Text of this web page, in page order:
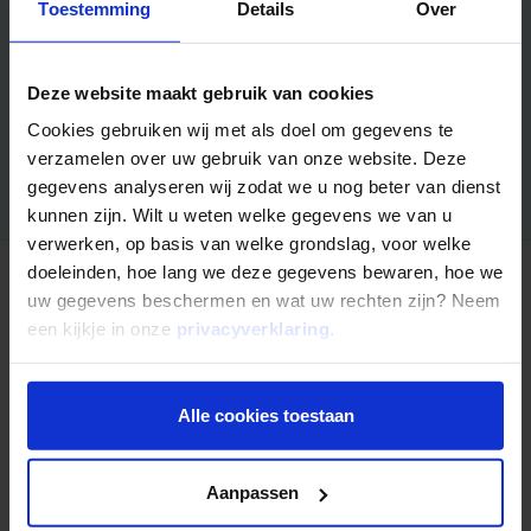
Toestemming Details Over
Deze website maakt gebruik van cookies
Cookies gebruiken wij met als doel om gegevens te
verzamelen over uw gebruik van onze website. Deze
gegevens analyseren wij zodat we u nog beter van dienst
kunnen zijn. Wilt u weten welke gegevens we van u
verwerken, op basis van welke grondslag, voor welke
doeleinden, hoe lang we deze gegevens bewaren, hoe we
uw gegevens beschermen en wat uw rechten zijn? Neem
een kijkje in onze privacyverklaring.
Alle cookies toestaan
Aanpassen
Wilt u in hoogwaardig vastgoed investeren in een gespreide
de kern informatie over het Mogelijk Zakelijke Hypotheken
Aanvragen
Nog niet uitgelezen?